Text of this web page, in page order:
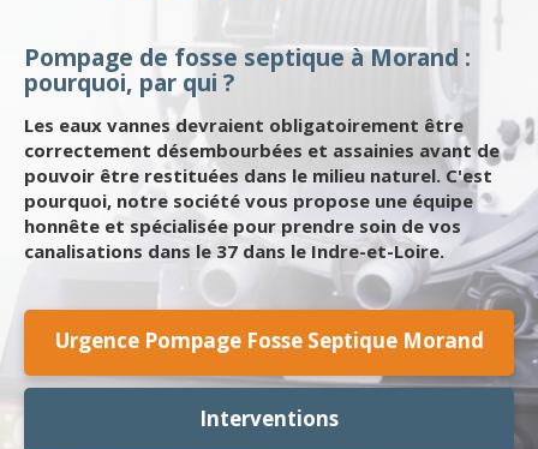
Pompage de fosse septique à Morand :
pourquoi, par qui ?
Les eaux vannes devraient obligatoirement être
correctement désembourbées et assainies avant de
pouvoir être restituées dans le milieu naturel. C'est
pourquoi, notre société vous propose une équipe
honnête et spécialisée pour prendre soin de vos
canalisations dans le 37 dans le Indre-et-Loire.
Urgence Pompage Fosse Septique Morand
Interventions